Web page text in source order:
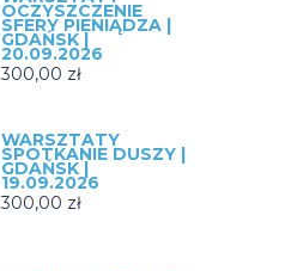
OCZYSZCZENIE
SFERY PIENIĄDZA |
GDAŃSK |
20.09.2026
300,00 zł
WARSZTATY
SPOTKANIE DUSZY |
GDAŃSK |
19.09.2026
300,00 zł